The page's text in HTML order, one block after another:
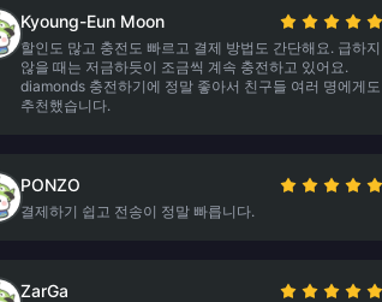
Kyoung-Eun Moon
할인도 많고 충전도 빠르고 결제 방법도 간단해요. 급하지
않을 때는 저금하듯이 조금씩 계속 충전하고 있어요.
diamonds 충전하기에 정말 좋아서 친구들 여러 명에게도
추천했습니다.
PONZO
결제하기 쉽고 전송이 정말 빠릅니다.
ZarGa